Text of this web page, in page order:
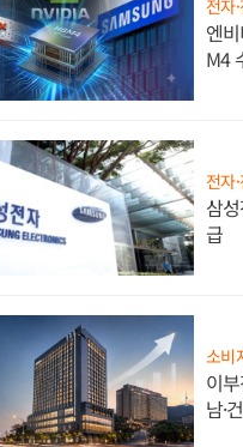
전자
엔
M4
전자
삼
급
소비
이
남·